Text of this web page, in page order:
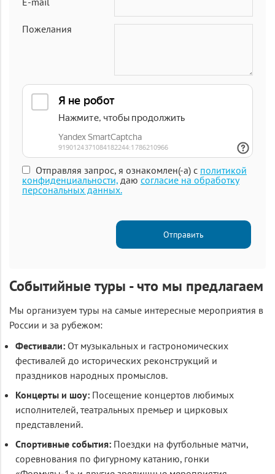
Пожелания
Отправляя запрос, я ознакомлен(-а) с политикой
конфиденциальности,даю согласие на обработку
персональных данных.
Отправить
Событийные туры - что мы предлагаем
Мы организуем туры на самые интересные мероприятия в
России и за рубежом:
Фестивали: От музыкальных и гастрономических
фестивалей до исторических реконструкций и
праздников народных промыслов.
Концерты и шоу: Посещение концертов любимых
исполнителей, театральных премьер и цирковых
представлений.
Спортивные события: Поездки на футбольные матчи,
соревнования по фигурному катанию, гонки